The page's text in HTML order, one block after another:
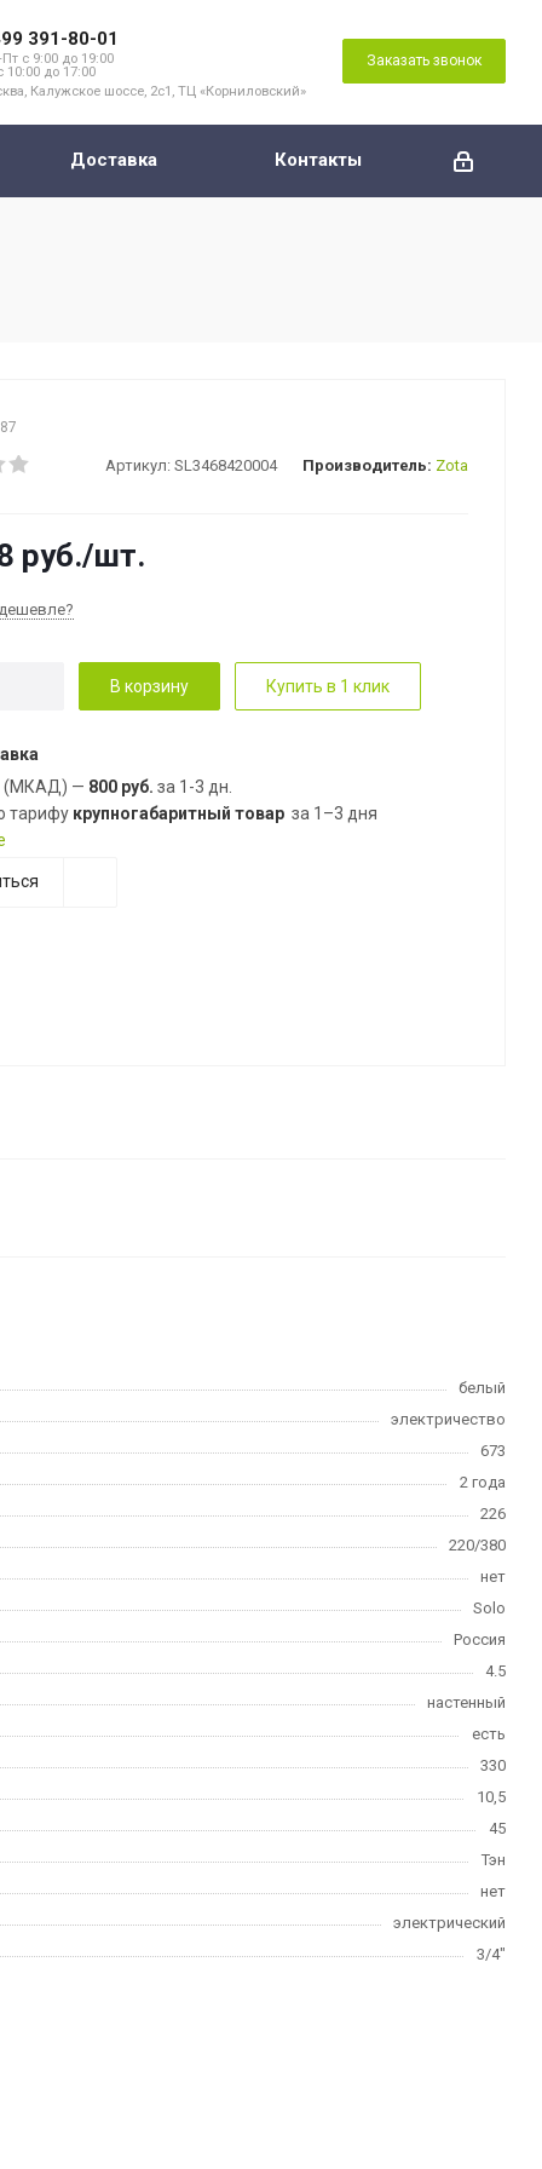
391-80-01
с 9:00 до 19:00
10:00 до 17:00
Калужское шоссе, 2с1, ТЦ «Корниловский»
Заказать звонок
Доставка Контакты
Артикул: SL3468420004 Производитель: Zota
руб./шт.
В корзину Купить в 1 клик
(МКАД) — 800 руб. за 1-3 дн.
тарифу крупногабаритный товар за 1–3 дня
белый
электричество
673
2 года
226
220/380
нет
Solo
Россия
4.5
настенный
есть
330
10,5
45
Тэн
нет
электрический
3/4"